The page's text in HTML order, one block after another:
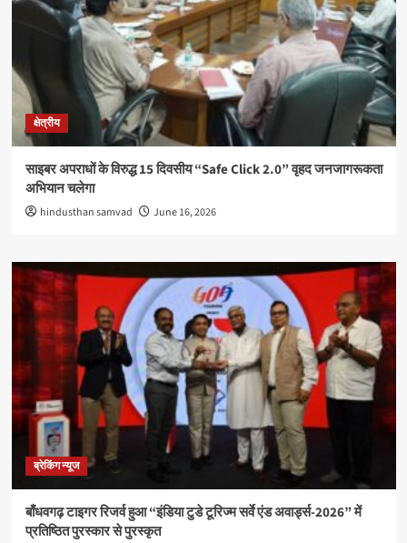
क्षेत्रीय
साइबर अपराधों के विरुद्ध 15 दिवसीय “Safe Click 2.0” वृहद जनजागरूकता
अभियान चलेगा
hindusthan samvad June 16, 2026
ब्रेकिंग न्यूज
बाँधवगढ़ टाइगर रिजर्व हुआ “इंडिया टुडे टूरिज्म सर्वे एंड अवार्ड्स-2026” में
प्रतिष्ठित पुरस्कार से पुरस्कृत